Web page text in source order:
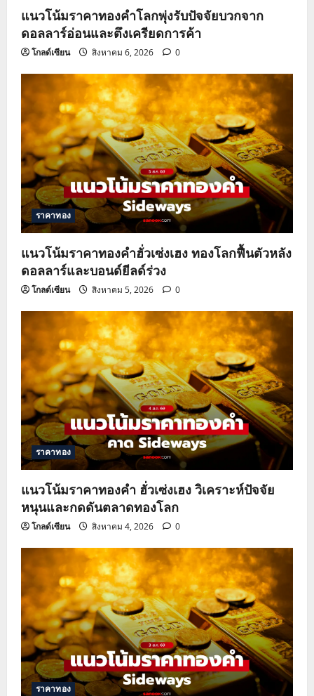
แนวโน้มราคาทองคำโลกพุ่งรับปัจจัยบวกจาก
ดอลลาร์อ่อนและตึงเครียดการค้า
โกลด์เซียน สิงหาคม 6, 2026 0
ราคาทอง
แนวโน้มราคาทองคำฮั่วเซ่งเฮง ทองโลกฟื้นตัวหลัง
ดอลลาร์และบอนด์ยีลด์ร่วง
โกลด์เซียน สิงหาคม 5, 2026 0
ราคาทอง
แนวโน้มราคาทองคำ ฮั่วเซ่งเฮง วิเคราะห์ปัจจัย
หนุนและกดดันตลาดทองโลก
โกลด์เซียน สิงหาคม 4, 2026 0
ราคาทอง